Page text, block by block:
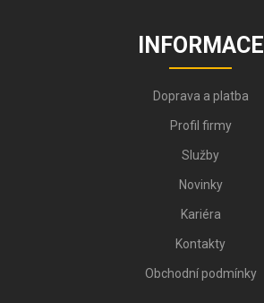
INFORMACE
Doprava a platba
Profil firmy
Služby
Novinky
Kariéra
Kontakty
Obchodní podmínky